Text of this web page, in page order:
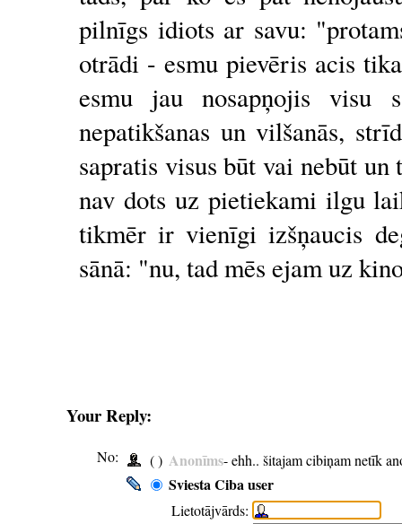
pilnīgs idiots ar savu:
otrādi - esmu pievēris acis
esmu jau nosapņojis visu
nepatikšanas un vilšanās,
sapratis visus būt vai nebūt
nav dots uz pietiekami ilgu
tikmēr ir vienīgi izšņaucis
sānā: "nu, tad mēs ejam uz
Your Reply:
No: ( ) Anonīms- ehh.. šitajam cibiņam netīk
Sviesta Ciba user
Lietotājvārds: